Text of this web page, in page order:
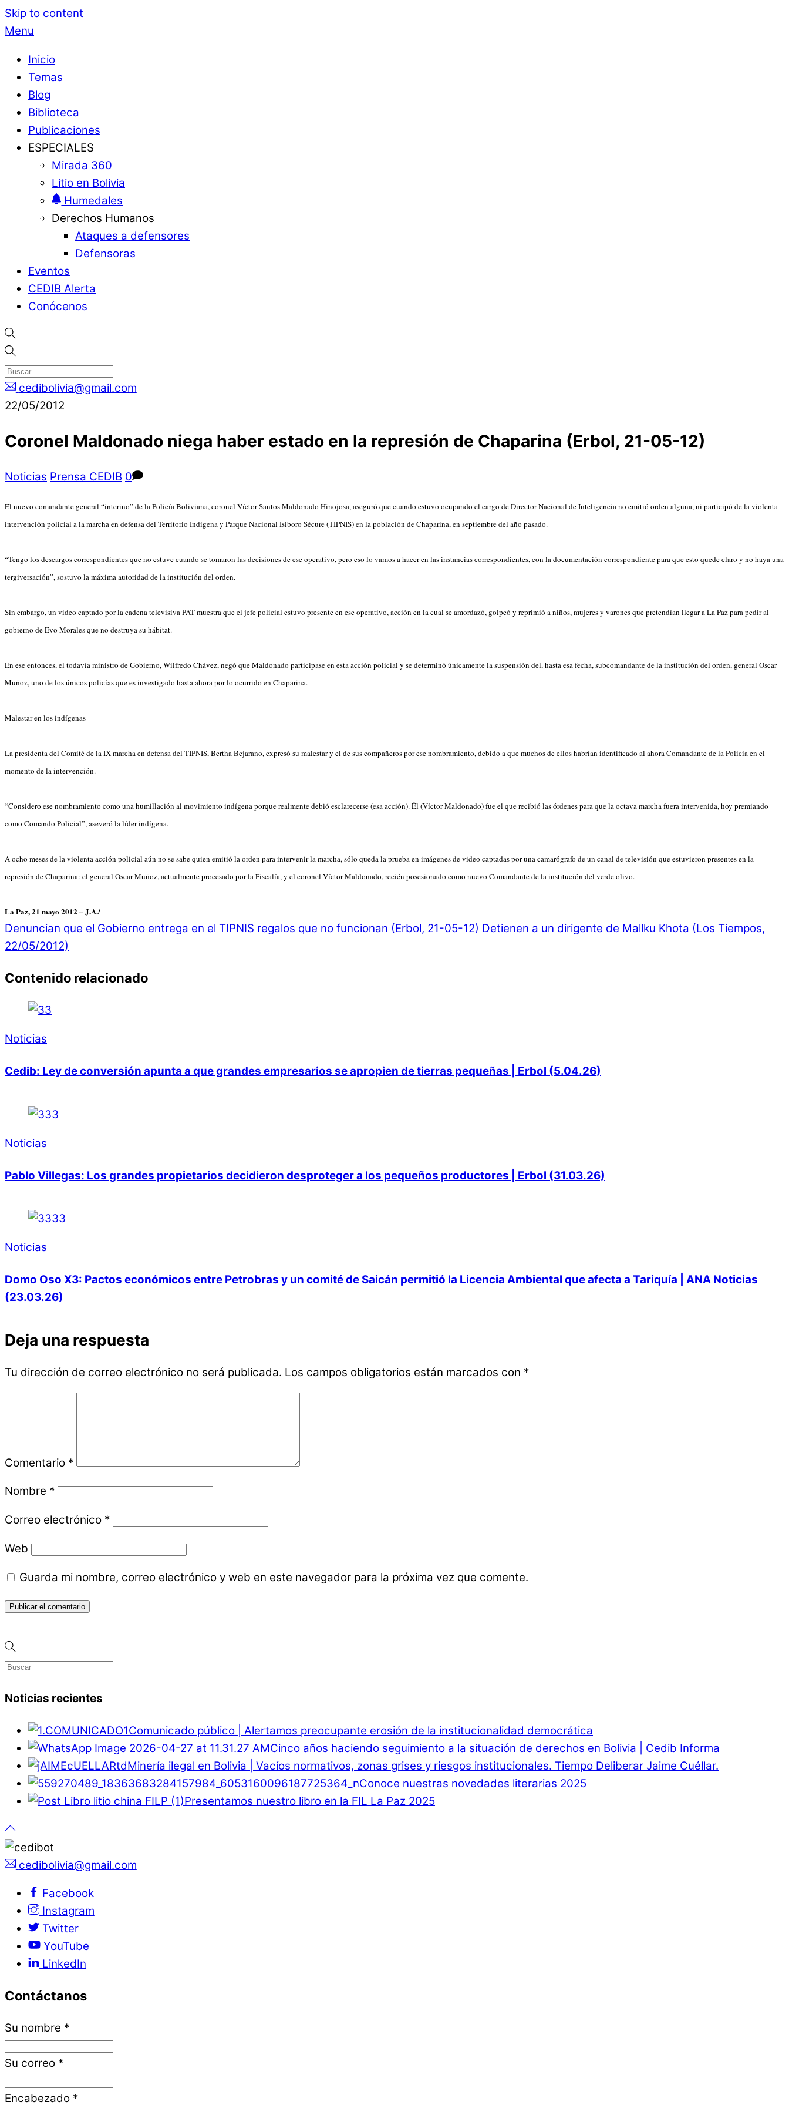
Skip to content
Menu
Inicio
Temas
Blog
Biblioteca
Publicaciones
ESPECIALES
Mirada 360
Litio en Bolivia
Humedales
Derechos Humanos
Ataques a defensores
Defensoras
Eventos
CEDIB Alerta
Conócenos
cedibolivia@gmail.com
22/05/2012
Coronel Maldonado niega haber estado en la represión de Chaparina (Erbol, 21-05-12)
Noticias Prensa CEDIB 0
El nuevo comandante general “interino” de la Policía Boliviana, coronel Víctor Santos Maldonado Hinojosa, aseguró que cuando estuvo ocupando el cargo de Director Nacional de Inteligencia no emitió orden alguna, ni participó de la violenta
intervención policial a la marcha en defensa del Territorio Indígena y Parque Nacional Isiboro Sécure (TIPNIS) en la población de Chaparina, en septiembre del año pasado.
“Tengo los descargos correspondientes que no estuve cuando se tomaron las decisiones de ese operativo, pero eso lo vamos a hacer en las instancias correspondientes, con la documentación correspondiente para que esto quede claro y no haya una
tergiversación”, sostuvo la máxima autoridad de la institución del orden.
Sin embargo, un video captado por la cadena televisiva PAT muestra que el jefe policial estuvo presente en ese operativo, acción en la cual se amordazó, golpeó y reprimió a niños, mujeres y varones que pretendían llegar a La Paz para pedir al
gobierno de Evo Morales que no destruya su hábitat.
En ese entonces, el todavía ministro de Gobierno, Wilfredo Chávez, negó que Maldonado participase en esta acción policial y se determinó únicamente la suspensión del, hasta esa fecha, subcomandante de la institución del orden, general Oscar
Muñoz, uno de los únicos policías que es investigado hasta ahora por lo ocurrido en Chaparina.
Malestar en los indígenas
La presidenta del Comité de la IX marcha en defensa del TIPNIS, Bertha Bejarano, expresó su malestar y el de sus compañeros por ese nombramiento, debido a que muchos de ellos habrían identificado al ahora Comandante de la Policía en el
momento de la intervención.
“Considero ese nombramiento como una humillación al movimiento indígena porque realmente debió esclarecerse (esa acción). Él (Víctor Maldonado) fue el que recibió las órdenes para que la octava marcha fuera intervenida, hoy premiando
como Comando Policial”, aseveró la líder indígena.
A ocho meses de la violenta acción policial aún no se sabe quien emitió la orden para intervenir la marcha, sólo queda la prueba en imágenes de video captadas por una camarógrafo de un canal de televisión que estuvieron presentes en la
represión de Chaparina: el general Oscar Muñoz, actualmente procesado por la Fiscalía, y el coronel Víctor Maldonado, recién posesionado como nuevo Comandante de la institución del verde olivo.
La Paz, 21 mayo 2012 – J.A./
Denuncian que el Gobierno entrega en el TIPNIS regalos que no funcionan (Erbol, 21-05-12) Detienen a un dirigente de Mallku Khota (Los Tiempos,
22/05/2012)
Contenido relacionado
Noticias
Cedib: Ley de conversión apunta a que grandes empresarios se apropien de tierras pequeñas | Erbol (5.04.26)
Noticias
Pablo Villegas: Los grandes propietarios decidieron desproteger a los pequeños productores | Erbol (31.03.26)
Noticias
Domo Oso X3: Pactos económicos entre Petrobras y un comité de Saicán permitió la Licencia Ambiental que afecta a Tariquía | ANA Noticias
(23.03.26)
Deja una respuesta
Tu dirección de correo electrónico no será publicada. Los campos obligatorios están marcados con *
Comentario *
Nombre *
Correo electrónico *
Web
Guarda mi nombre, correo electrónico y web en este navegador para la próxima vez que comente.
Noticias recientes
Comunicado público | Alertamos preocupante erosión de la institucionalidad democrática
Cinco años haciendo seguimiento a la situación de derechos en Bolivia | Cedib Informa
Minería ilegal en Bolivia | Vacíos normativos, zonas grises y riesgos institucionales. Tiempo Deliberar Jaime Cuéllar.
Conoce nuestras novedades literarias 2025
Presentamos nuestro libro en la FIL La Paz 2025
cedibolivia@gmail.com
Facebook
Instagram
Twitter
YouTube
LinkedIn
Contáctanos
Su nombre *
Su correo *
Encabezado *